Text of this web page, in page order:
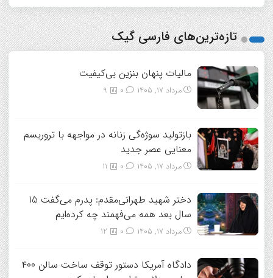
تازه‌ترین‌های فارسی گیک
مالیات پنهان بنزین بی‌کیفیت
مرداد ۱۷, ۱۴۰۵ 9
بازتولید سوژه‌گی زنانه در مواجهه با تروریسم
معنایی عصر جدید
مرداد ۱۷, ۱۴۰۵ 11
دختر شهید طهرانی‌مقدم: پدرم می‌گفت 15
سال بعد همه می‌فهمند چه کرده‌ایم
مرداد ۱۷, ۱۴۰۵ 12
دادگاه آمریکا دستور توقف ساخت سالن ۴۰۰